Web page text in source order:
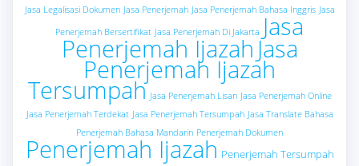
Jasa Legalisasi Dokumen Jasa Penerjemah Jasa Penerjemah Bahasa Inggris Jasa
Penerjemah Bersertifikat Jasa Penerjemah Di Jakarta Jasa
Penerjemah Ijazah Jasa
Penerjemah Ijazah
Tersumpah Jasa Penerjemah Lisan Jasa Penerjemah Online
Jasa Penerjemah Terdekat Jasa Penerjemah Tersumpah Jasa Translate Bahasa
Penerjemah Bahasa Mandarin Penerjemah Dokumen
Penerjemah Ijazah Penerjemah Tersumpah